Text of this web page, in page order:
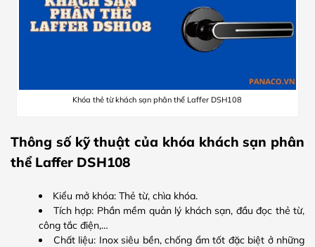
Khóa thẻ từ khách sạn phân thể Laffer DSH108
Thông số kỹ thuật của khóa khách sạn phân
thể Laffer DSH108
Kiểu mở khóa: Thẻ từ, chìa khóa.
Tích hợp: Phần mềm quản lý khách sạn, đầu đọc thẻ từ,
công tắc điện,…
Chất liệu: Inox siêu bền, chống ẩm tốt đặc biệt ở những